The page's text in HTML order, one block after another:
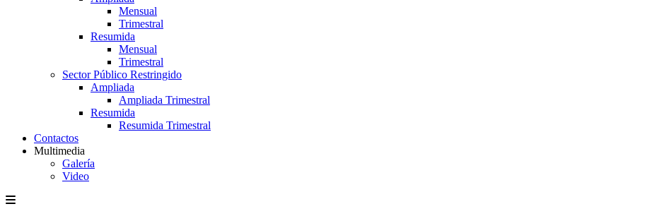
Mensual
Trimestral
Resumida
Mensual
Trimestral
Sector Público Restringido
Ampliada
Ampliada Trimestral
Resumida
Resumida Trimestral
Contactos
Multimedia
Galería
Video